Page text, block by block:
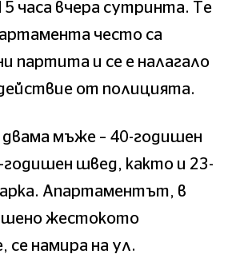
часа вчера сутринта. Те
често са
партита и се е налагало
от полицията.
мъже – 40-годишен
годишен швед, както и 23-
Апартаментът, в
жестокото
се намира на ул.